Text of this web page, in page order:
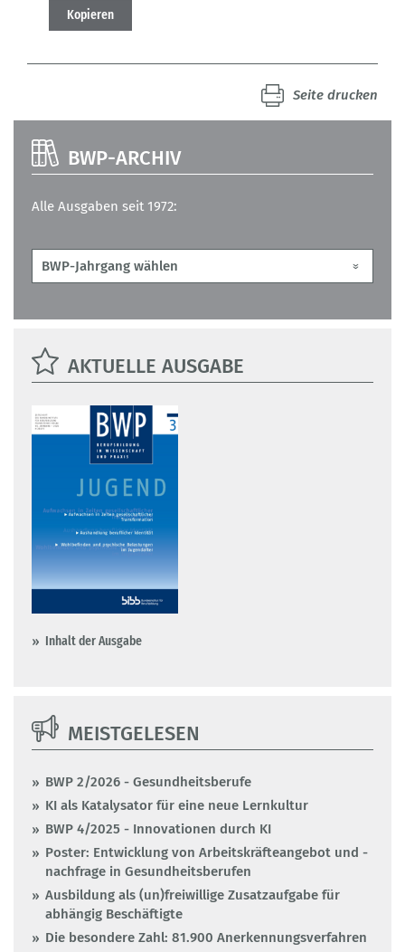
Kopieren
Seite drucken
BWP-ARCHIV
Alle Ausgaben seit 1972:
AKTUELLE AUSGABE
Inhalt der Ausgabe
MEISTGELESEN
BWP 2/2026 - Gesundheitsberufe
KI als Katalysator für eine neue Lernkultur
BWP 4/2025 - Innovationen durch KI
Poster: Entwicklung von Arbeitskräfteangebot und -
nachfrage in Gesundheitsberufen
Ausbildung als (un)freiwillige Zusatzaufgabe für
abhängig Beschäftigte
Die besondere Zahl: 81.900 Anerkennungsverfahren